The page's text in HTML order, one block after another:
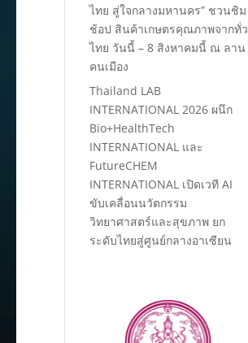
ไทย สู่ใจกลางมหานคร” ชวนชิม
ช้อป สินค้าเกษตรคุณภาพจากทั่ว
ไทย วันนี้ – 8 สิงหาคมนี้ ณ ลาน
คนเมือง
Thailand LAB
INTERNATIONAL 2026 ผนึก
Bio+HealthTech
INTERNATIONAL และ
FutureCHEM
INTERNATIONAL เปิดเวที AI
ขับเคลื่อนนวัตกรรม
วิทยาศาสตร์และสุขภาพ ยก
ระดับไทยสู่ศูนย์กลางอาเซียน